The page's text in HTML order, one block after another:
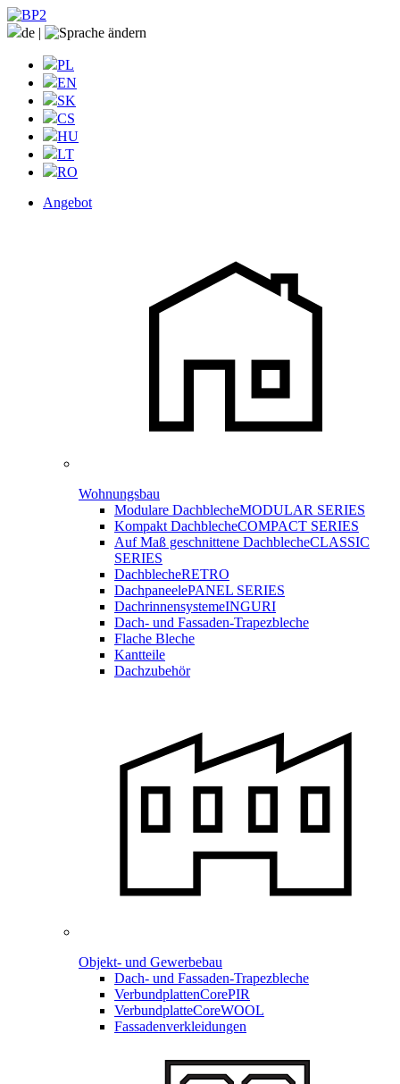
de |
PL
EN
SK
CS
HU
LT
RO
Angebot
Wohnungsbau
Modulare DachblecheMODULAR SERIES
Kompakt DachblecheCOMPACT SERIES
Auf Maß geschnittene DachblecheCLASSIC
SERIES
DachblecheRETRO
DachpaneelePANEL SERIES
DachrinnensystemeINGURI
Dach- und Fassaden-Trapezbleche
Flache Bleche
Kantteile
Dachzubehör
Objekt- und Gewerbebau
Dach- und Fassaden-Trapezbleche
VerbundplattenCorePIR
VerbundplatteCoreWOOL
Fassadenverkleidungen